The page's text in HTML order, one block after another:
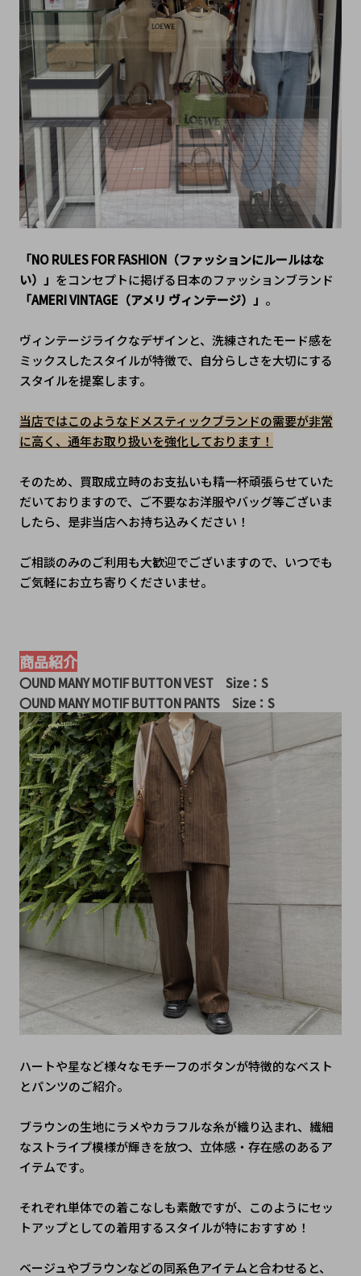
「NO RULES FOR FASHION（ファッションにルールはな
い）」 をコンセプトに掲げる日本のファッションブランド
「AMERI VINTAGE（アメリ ヴィンテージ）」 。
ヴィンテージライクなデザインと、洗練されたモード感を
ミックスしたスタイルが特徴で、自分らしさを大切にする
スタイルを提案します。
当店ではこのようなドメスティックブランドの需要が非常
に高く、通年お取り扱いを強化しております！
そのため、買取成立時のお支払いも精一杯頑張らせていた
だいておりますので、ご不要なお洋服やバッグ等ございま
したら、是非当店へお持ち込みください！
ご相談のみのご利用も大歓迎でございますので、いつでも
ご気軽にお立ち寄りくださいませ。
商品紹介
〇UND MANY MOTIF BUTTON VEST　Size：S
〇UND MANY MOTIF BUTTON PANTS　Size：S
ハートや星など様々なモチーフのボタンが特徴的なベスト
とパンツのご紹介。
ブラウンの生地にラメやカラフルな糸が織り込まれ、繊細
なストライプ模様が輝きを放つ、立体感・存在感のあるア
イテムです。
それぞれ単体での着こなしも素敵ですが、このようにセッ
トアップとしての着用するスタイルが特におすすめ！
ベージュやブラウンなどの同系色アイテムと合わせると、